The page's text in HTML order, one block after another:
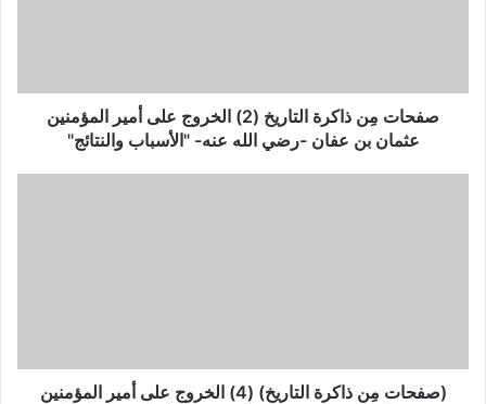
المؤمنين
عثمان
صفحات مِن ذاكرة التاريخ (2) الخروج على أمير المؤمنين
عثمان بن عفان -رضي الله عنه- "الأسباب والنتائج"
المؤمنين
عثمان
(صفحات مِن ذاكرة التاريخ) (4) الخروج على أمير المؤمنين